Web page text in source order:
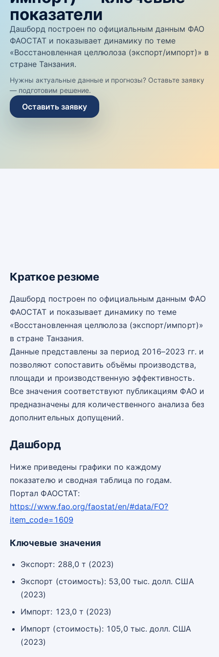
показатели
Дашборд построен по официальным данным ФАО
ФАОСТАТ и показывает динамику по теме
«Восстановленная целлюлоза (экспорт/импорт)» в
стране Танзания.
Нужны актуальные данные и прогнозы? Оставьте заявку
— подготовим решение.
Оставить заявку
Краткое резюме
Дашборд построен по официальным данным ФАО
ФАОСТАТ и показывает динамику по теме
«Восстановленная целлюлоза (экспорт/импорт)»
в стране Танзания.
Данные представлены за период 2016–2023 гг. и
позволяют сопоставить объёмы производства,
площади и производственную эффективность.
Все значения соответствуют публикациям ФАО и
предназначены для количественного анализа без
дополнительных допущений.
Дашборд
Ниже приведены графики по каждому
показателю и сводная таблица по годам.
Портал ФАОСТАТ:
https://www.fao.org/faostat/en/#data/FO?
item_code=1609
Ключевые значения
Экспорт: 288,0 т (2023)
Экспорт (стоимость): 53,00 тыс. долл. США
(2023)
Импорт: 123,0 т (2023)
Импорт (стоимость): 105,0 тыс. долл. США
(2023)